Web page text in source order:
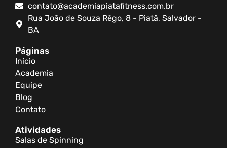
contato@academiapiatafitness.com.br
Rua João de Souza Rêgo, 8 - Piatã, Salvador -
BA
Páginas
Início
Academia
Equipe
Blog
Contato
Atividades
Salas de Spinning